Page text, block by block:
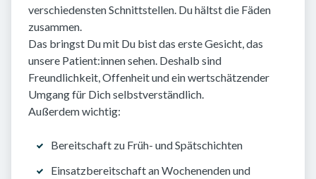
verschiedensten Schnittstellen. Du hältst die Fäden
zusammen.
Das bringst Du mit Du bist das erste Gesicht, das
unsere Patient:innen sehen. Deshalb sind
Freundlichkeit, Offenheit und ein wertschätzender
Umgang für Dich selbstverständlich.
Außerdem wichtig:
Bereitschaft zu Früh- und Spätschichten
Einsatzbereitschaft an Wochenenden und